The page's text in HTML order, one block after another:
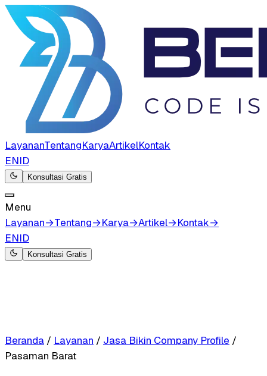
LayananTentangKaryaArtikelKontak
ENID
Konsultasi Gratis
Menu
Layanan→Tentang→Karya→Artikel→Kontak→
ENID
Konsultasi Gratis
Beranda / Layanan / Jasa Bikin Company Profile /
Pasaman Barat